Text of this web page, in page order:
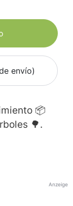
envío)
📦
🌳.
Anzeige